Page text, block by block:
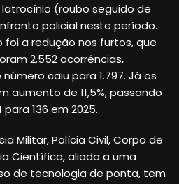
(roubo seguido de
policial neste período.
a redução nos furtos, que
2.552 ocorrências,
caiu para 1.797. Já os
aumento de 11,5%, passando
136 em 2025.
Militar, Polícia Civil, Corpo de
Científica, aliada a uma
de tecnologia de ponta, tem